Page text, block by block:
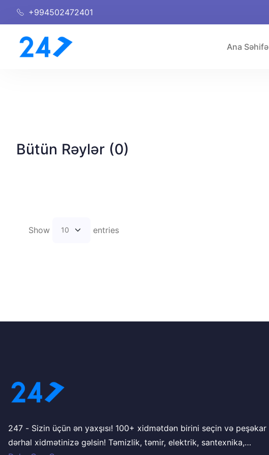
+994502472401
Ana Səhifə
Bütün Rəylər (0)
Show entries
247 - Sizin üçün ən yaxşısı! 100+ xidmətdən birini seçin və peşəkar
dərhal xidmətinizə gəlsin! Təmizlik, təmir, elektrik, santexnika,